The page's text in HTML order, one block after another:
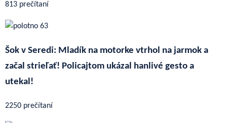
813 prečítaní
Šok v Seredi: Mladík na motorke vtrhol na jarmok a
začal strieľať! Policajtom ukázal hanlivé gesto a
utekal!
2250 prečítaní